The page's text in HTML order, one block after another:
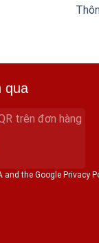
qua
trên đơn hàng
the Google Privacy